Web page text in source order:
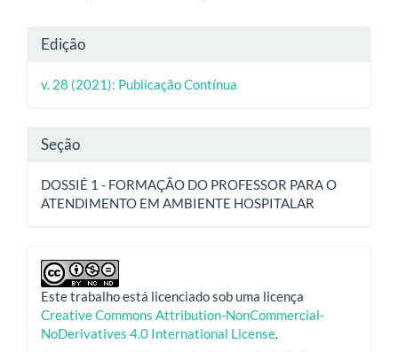
Detalhes
do
artigo
Edição
v. 28 (2021): Publicação Contínua
Seção
DOSSIÊ 1 - FORMAÇÃO DO PROFESSOR PARA O
ATENDIMENTO EM AMBIENTE HOSPITALAR
Este trabalho está licenciado sob uma licença
Creative Commons Attribution-NonCommercial-
NoDerivatives 4.0 International License